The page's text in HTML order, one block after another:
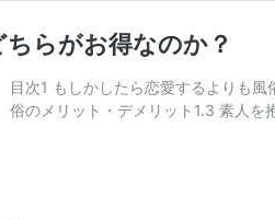
らがお得なのか？
目次1 もしかしたら恋愛するよりも
俗のメリット・デメリット1.3 素人